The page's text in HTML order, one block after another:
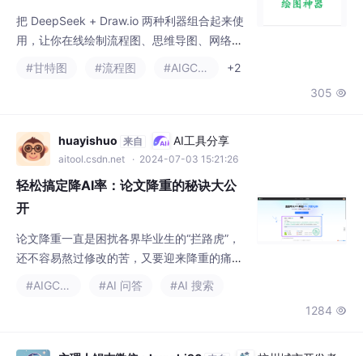
把 DeepSeek + Draw.io 两种利器组合起来使
用，让你在线绘制流程图、思维导图、网络拓
扑图、UML图、ER图、组织结构图、泳道图、
Seek大模型的Word神器，用简单语言描述就
能生成图表的设计蓝图Draw.io：一款免费、无
需注册登录、强大且支持
#甘特图 #流程图 #AIGC场景
+2
305 
huayishuo 来自 AI工具分享
aitool.csdn.net · 2024-07-03 15:21:26
轻松搞定降AI率：论文降重的秘诀大公
开
论文降重一直是困扰各界毕业生的“拦路虎”，
还不容易熬过修改的苦，又要迎来降重的痛。
其实想要给论文降重达标，我有一些独家秘
#AIGC场景 #AI 问答
#AI 搜索
1284 